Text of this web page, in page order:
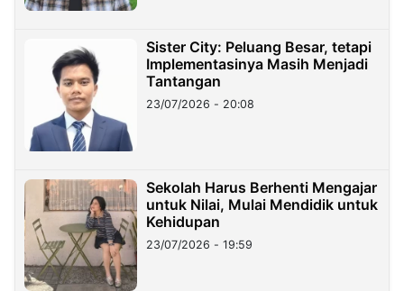
Sister City: Peluang Besar, tetapi
Implementasinya Masih Menjadi
Tantangan
23/07/2026 - 20:08
Sekolah Harus Berhenti Mengajar
untuk Nilai, Mulai Mendidik untuk
Kehidupan
23/07/2026 - 19:59